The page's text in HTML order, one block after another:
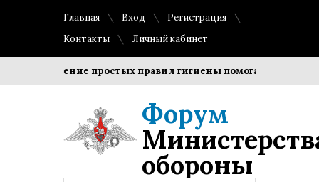
Главная Вход
Регистрация
Контакты
Личный кабинет
Соблюдение простых правил гигиены помогает сохранить
Форум
обороны